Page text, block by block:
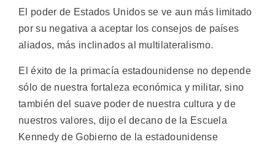
El poder de Estados Unidos se ve aun más limitado
por su negativa a aceptar los consejos de países
aliados, más inclinados al multilateralismo.
El éxito de la primacía estadounidense no depende
sólo de nuestra fortaleza económica y militar, sino
también del suave poder de nuestra cultura y de
nuestros valores, dijo el decano de la Escuela
Kennedy de Gobierno de la estadounidense